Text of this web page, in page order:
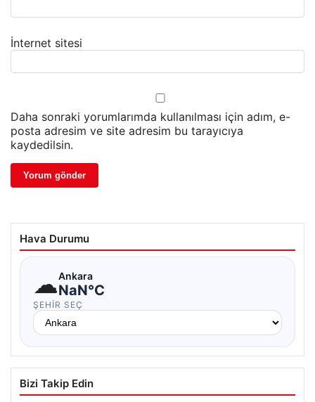
İnternet sitesi
Daha sonraki yorumlarımda kullanılması için adım, e-
posta adresim ve site adresim bu tarayıcıya
kaydedilsin.
Hava Durumu
☁Ankara
NaN°C
ŞEHIR SEÇ
Bizi Takip Edin